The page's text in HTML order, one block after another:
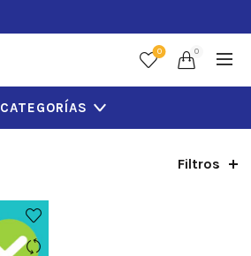
0 0
CATEGORÍAS
Filtros